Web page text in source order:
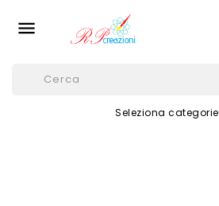

Seleziona categorie